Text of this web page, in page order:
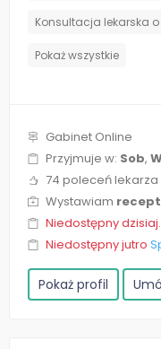
Konsultacja lekarska
Pokaż wszystkie
Gabinet Online
Przyjmuje w: Sob,
74 poleceń lekarza
Wystawiam
Niedostępny dzisiaj.
Niedostępny jutro
Pokaż profil